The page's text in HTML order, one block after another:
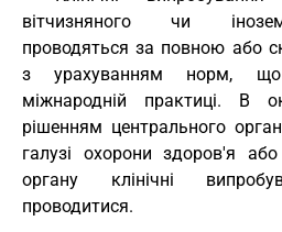
вітчизняного чи
проводяться за повною або
з урахуванням норм, що
міжнародній практиці. В
рішенням центрального
галузі охорони здоров'я
органу клінічні
проводитися.